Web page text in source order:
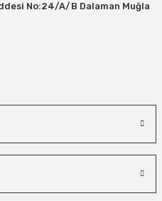
No:24/A/B Dalaman Muğla